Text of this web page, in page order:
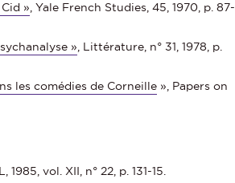
» , Yale French Studies, 45, 1970, p. 87-
» , Littérature, n° 31, 1978, p.
les comédies de Corneille », Papers on
1985, vol. XII, n° 22, p. 131-15.